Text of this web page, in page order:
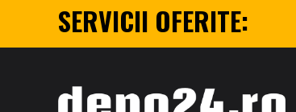
SERVICII OFERITE: